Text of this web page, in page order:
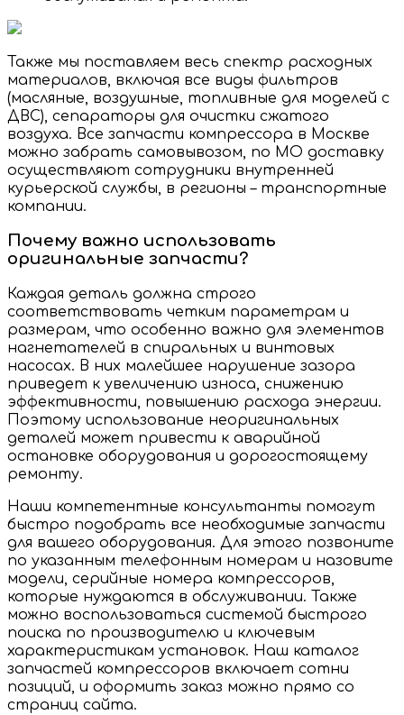
Также мы поставляем весь спектр расходных
материалов, включая все виды фильтров
(масляные, воздушные, топливные для моделей с
ДВС), сепараторы для очистки сжатого
воздуха. Все запчасти компрессора в Москве
можно забрать самовывозом, по МО доставку
осуществляют сотрудники внутренней
курьерской службы, в регионы – транспортные
компании.
Почему важно использовать
оригинальные запчасти?
Каждая деталь должна строго
соответствовать четким параметрам и
размерам, что особенно важно для элементов
нагнетателей в спиральных и винтовых
насосах. В них малейшее нарушение зазора
приведет к увеличению износа, снижению
эффективности, повышению расхода энергии.
Поэтому использование неоригинальных
деталей может привести к аварийной
остановке оборудования и дорогостоящему
ремонту.
Наши компетентные консультанты помогут
быстро подобрать все необходимые запчасти
для вашего оборудования. Для этого позвоните
по указанным телефонным номерам и назовите
модели, серийные номера компрессоров,
которые нуждаются в обслуживании. Также
можно воспользоваться системой быстрого
поиска по производителю и ключевым
характеристикам установок. Наш каталог
запчастей компрессоров включает сотни
позиций, и оформить заказ можно прямо со
страниц сайта.